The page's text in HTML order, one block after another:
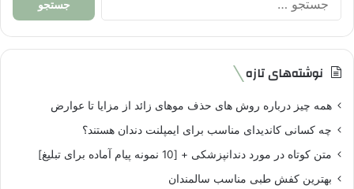
برای:
نوشته‌های تازه
همه چیز درباره روش های حذف موهای زائد از مزایا تا عوارض
چه کسانی کاندیدای مناسب برای ایمپلنت دندان هستند؟
متن کوتاه در مورد دندانپزشکی + [10 نمونه پیام آماده برای تبلیغ]
بهترین کفش طبی مناسب سالمندان